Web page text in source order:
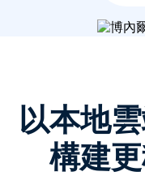
以本地
構建